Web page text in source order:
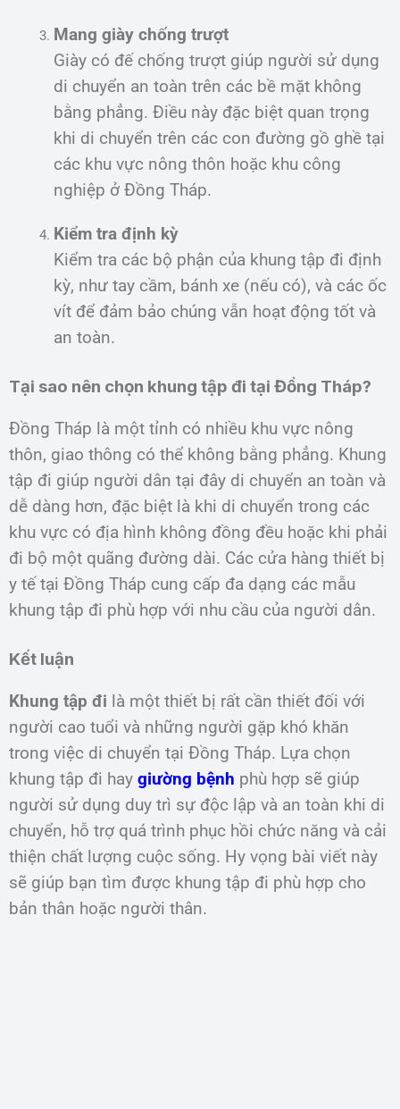
Mang giày chống trượt
Giày có đế chống trượt giúp người sử dụng
di chuyển an toàn trên các bề mặt không
bằng phẳng. Điều này đặc biệt quan trọng
khi di chuyển trên các con đường gồ ghề tại
các khu vực nông thôn hoặc khu công
nghiệp ở Đồng Tháp.
Kiểm tra định kỳ
Kiểm tra các bộ phận của khung tập đi định
kỳ, như tay cầm, bánh xe (nếu có), và các ốc
vít để đảm bảo chúng vẫn hoạt động tốt và
an toàn.
Tại sao nên chọn khung tập đi tại Đồng Tháp?
Đồng Tháp là một tỉnh có nhiều khu vực nông
thôn, giao thông có thể không bằng phẳng. Khung
tập đi giúp người dân tại đây di chuyển an toàn và
dễ dàng hơn, đặc biệt là khi di chuyển trong các
khu vực có địa hình không đồng đều hoặc khi phải
đi bộ một quãng đường dài. Các cửa hàng thiết bị
y tế tại Đồng Tháp cung cấp đa dạng các mẫu
khung tập đi phù hợp với nhu cầu của người dân.
Kết luận
Khung tập đi là một thiết bị rất cần thiết đối với
người cao tuổi và những người gặp khó khăn
trong việc di chuyển tại Đồng Tháp. Lựa chọn
khung tập đi hay giường bệnh phù hợp sẽ giúp
người sử dụng duy trì sự độc lập và an toàn khi di
chuyển, hỗ trợ quá trình phục hồi chức năng và cải
thiện chất lượng cuộc sống. Hy vọng bài viết này
sẽ giúp bạn tìm được khung tập đi phù hợp cho
bản thân hoặc người thân.